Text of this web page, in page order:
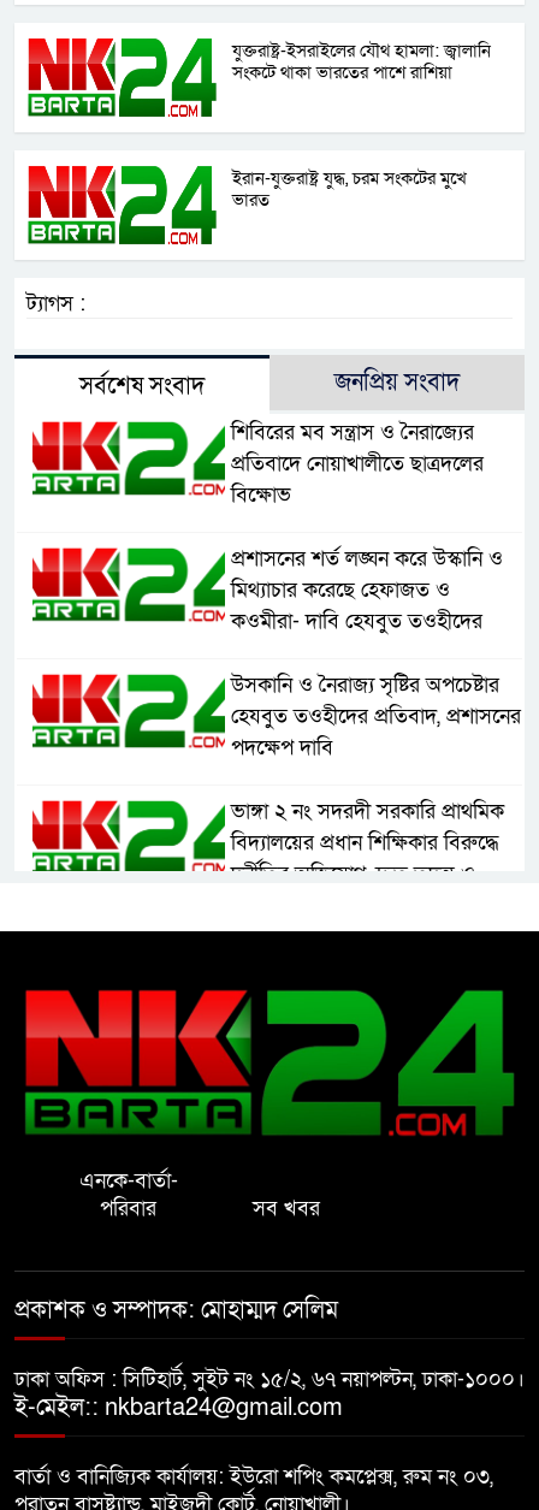
যুক্তরাষ্ট্র-ইসরাইলের যৌথ হামলা: জ্বালানি
সংকটে থাকা ভারতের পাশে রাশিয়া
ইরান-যুক্তরাষ্ট্র যুদ্ধ, চরম সংকটের মুখে
ভারত
ট্যাগস :
সর্বশেষ সংবাদ জনপ্রিয় সংবাদ
শিবিরের মব সন্ত্রাস ও নৈরাজ্যের
প্রতিবাদে নোয়াখালীতে ছাত্রদলের
বিক্ষোভ
প্রশাসনের শর্ত লঙ্ঘন করে উস্কানি ও
মিথ্যাচার করেছে হেফাজত ও
কওমীরা- দাবি হেযবুত তওহীদের
উসকানি ও নৈরাজ্য সৃষ্টির অপচেষ্টার
হেযবুত তওহীদের প্রতিবাদ, প্রশাসনের
পদক্ষেপ দাবি
ভাঙ্গা ২ নং সদরদী সরকারি প্রাথমিক
বিদ্যালয়ের প্রধান শিক্ষিকার বিরুদ্ধে
দুর্নীতির অভিযোগ, দ্রুত তদন্ত ও
সেলিম
নোয়াখালীতে ইসলামী মহা-সমাবেশ
সফল করতে মতবিনিময় সভা
হাতে ধর্ষণের শিকার স্কুলছাত্রী
গভীর রাতে চাচীর ঘরে ভাতিজা,
পুরুষাঙ্গ কেটে উধাও চাচী
নোয়াখালীতে র‌্যাবের অভিযান: ২
চাঞ্চল্যকর হত্যা মামলার আসামিসহ
গ্রেপ্তার ৪
এনকে-বার্তা-
পরিবার
সব খবর
প্রকাশক ও সম্পাদক: মোহাম্মদ সেলিম
ঢাকা অফিস : সিটিহার্ট, সুইট নং ১৫/২, ৬৭ নয়াপল্টন, ঢাকা-১০০০।
ই-মেইল:: nkbarta24@gmail.com
বার্তা ও বানিজ্যিক কার্যালয়: ইউরো শপিং কমপ্লেক্স, রুম নং ০৩,